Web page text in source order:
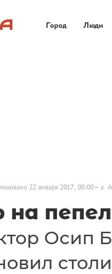
Город Люди
22 января 2017, 00:00 a A
на
Осип